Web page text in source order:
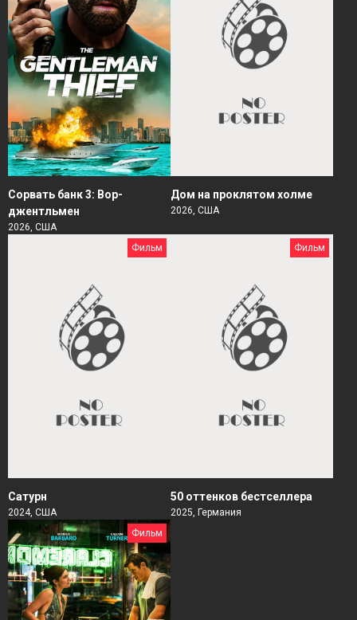
Сорвать банк 3: Вор-
джентльмен
2026, США
Дом на проклятом холме
2026, США
Фильм
Сатурн
2024, США
Фильм
50 оттенков бестселлера
2025, Германия
Фильм